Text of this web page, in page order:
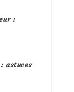
:
astuces